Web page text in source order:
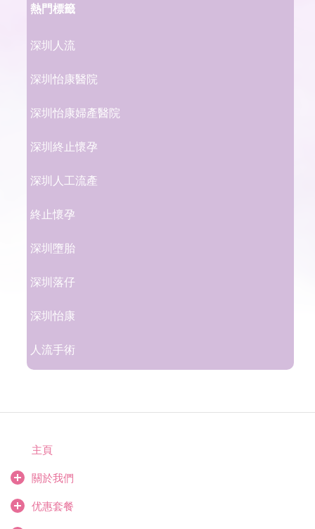
熱門標籤
深圳人流
深圳怡康醫院
深圳怡康婦產醫院
深圳終止懷孕
深圳人工流產
終止懷孕
深圳墮胎
深圳落仔
深圳怡康
人流手術
主頁
關於我們
优惠套餐